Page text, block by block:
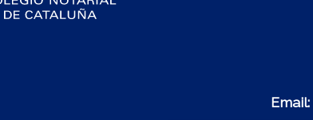
Email: